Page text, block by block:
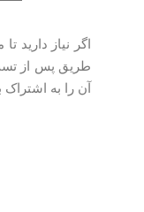
اگر نیاز دارید
طریق پس از
آن را به اشتراک